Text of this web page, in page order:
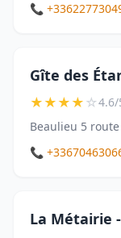
📞
Gîte des
★★★★☆4.6/
Beaulieu 5
📞
La Métairie